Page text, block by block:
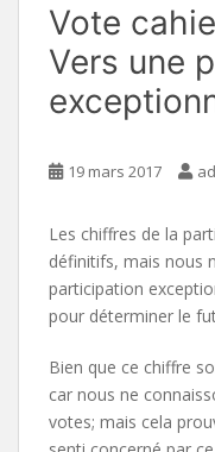
Vote
Vers une
19 mars 2017
Les chiffres de la
définitifs, mais nous
participation
pour déterminer le
Bien que ce chiffre
car nous ne
votes; mais cela